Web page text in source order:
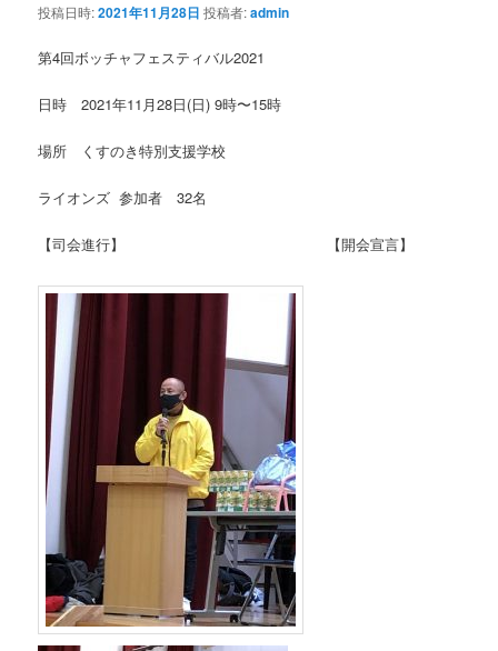
投稿日時:2021年11月28日 投稿者:admin
第4回ボッチャフェスティバル2021
日時 2021年11月28日(日) 9時〜15時
場所 くすのき特別支援学校
ライオンズ 参加者 32名
【司会進行】 【開会宣言】